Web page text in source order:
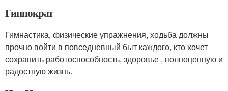
Гиппократ
Гимнастика, физические упражнения, ходьба должны
прочно войти в повседневный быт каждого, кто хочет
сохранить работоспособность, здоровье , полноценную и
радостную жизнь.